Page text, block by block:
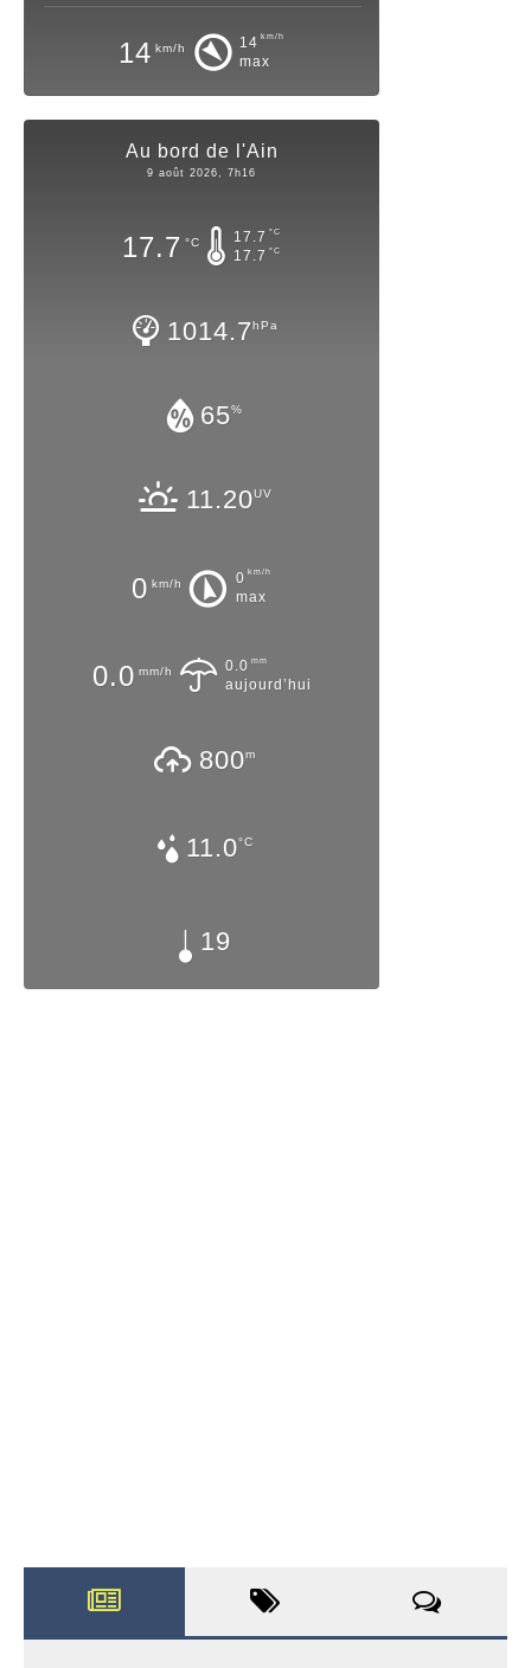
14 km/h 14 km/h
max
Au bord de l'Ain
9 août 2026, 7h16
17.7 °C 17.7 °C
17.7 °C
1014.7hPa
65%
11.20UV
0 km/h 0 km/h
max
0.0 mm/h 0.0 mm
aujourd’hui
800m
11.0°C
19